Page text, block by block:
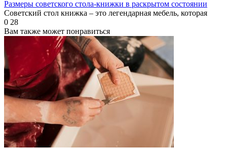
Размеры советского стола-книжки в раскрытом состоянии
Советский стол книжка – это легендарная мебель, которая
0 28
Вам также может понравиться